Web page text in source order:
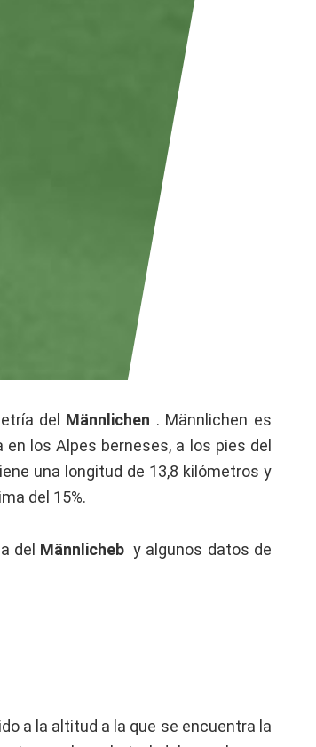
del Männlichen . Männlichen es
los Alpes berneses, a los pies del
una longitud de 13,8 kilómetros y
del 15%.
del Männlicheb y algunos datos de
a la altitud a la que se encuentra la